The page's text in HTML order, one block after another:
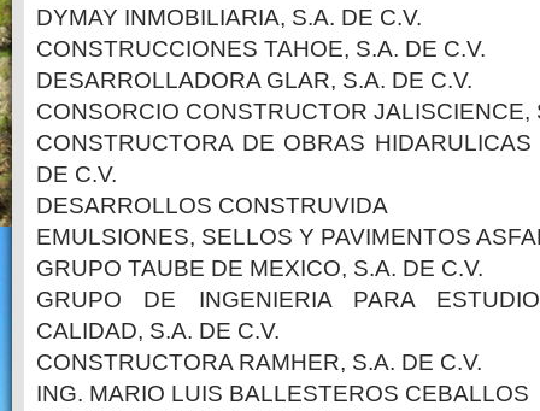
DYMAY INMOBILIARIA, S.A. DE C.V.
CONSTRUCCIONES TAHOE, S.A. DE C.V.
DESARROLLADORA GLAR, S.A. DE C.V.
CONSORCIO CONSTRUCTOR JALISCIENCE,
CONSTRUCTORA DE OBRAS
DE C.V.
DESARROLLOS CONSTRUVIDA
EMULSIONES, SELLOS Y PAVIMENTOS
GRUPO TAUBE DE MEXICO, S.A. DE C.V.
GRUPO DE INGENIERIA PARA
CALIDAD, S.A. DE C.V.
CONSTRUCTORA RAMHER, S.A. DE C.V.
ING. MARIO LUIS BALLESTEROS CEBALLOS